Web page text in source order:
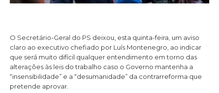
O Secretário-Geral do PS deixou, esta quinta-feira, um aviso
claro ao executivo chefiado por Luís Montenegro, ao indicar
que será muito difícil qualquer entendimento em torno das
alterações às leis do trabalho caso o Governo mantenha a
“insensibilidade” e a “desumanidade” da contrarreforma que
pretende aprovar.